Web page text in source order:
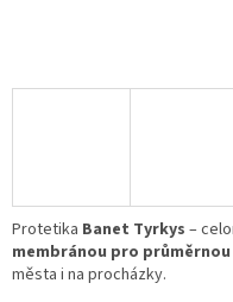
Protetika Banet Tyrkys –
membránou pro průměrnou
města i na procházky.